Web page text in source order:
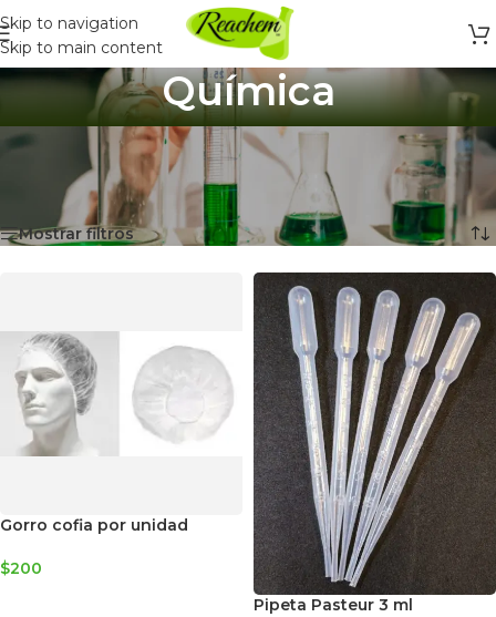
Skip to navigation
Skip to main content
Química
Inicio Materiales para el Colegio /Materiales de laboratorio/
Mostrando 1–12 de 84 resultados
Mostrar filtros
Gorro cofia por unidad
$200
Pipeta Pasteur 3 ml